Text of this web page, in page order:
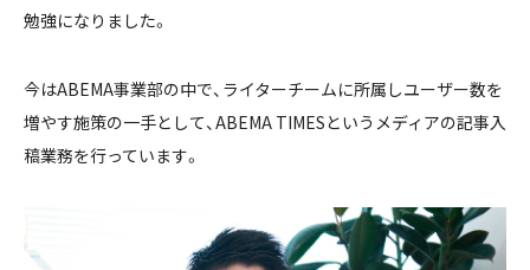
勉強になりました。
今はABEMA事業部の中で、ライターチームに所属しユーザー数を
増やす施策の一手として、ABEMA TIMESというメディアの記事入
稿業務を行っています。